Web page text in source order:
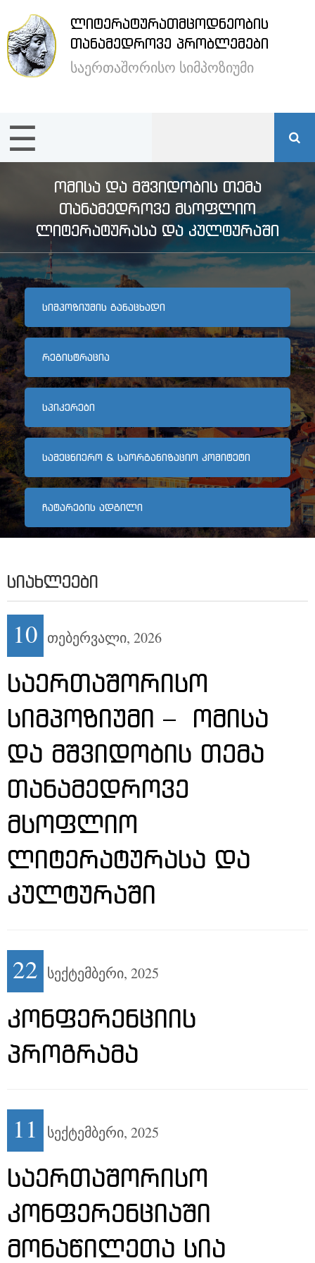
ᲚᲘᲢᲔᲠᲐᲢᲣᲠᲐᲗᲛᲪᲝᲓᲜᲔᲝᲑᲘᲡ
ᲗᲐᲜᲐᲛᲔᲓᲠᲝᲕᲔ ᲞᲠᲝᲑᲚᲔᲛᲔᲑᲘ
საერთაშორისო სიმპოზიუმი
×
ენა /
მთავარი
სიმპოზიუმის
შესახებ
სტუმრების
განთავსება
არქივი
კონტაქტი
☰
ᲝᲛᲘᲡᲐ ᲓᲐ ᲛᲨᲕᲘᲓᲝᲑᲘᲡ ᲗᲔᲛᲐ
ᲗᲐᲜᲐᲛᲔᲓᲠᲝᲕᲔ ᲛᲡᲝᲤᲚᲘᲝ
ᲚᲘᲢᲔᲠᲐᲢᲣᲠᲐᲡᲐ ᲓᲐ ᲙᲣᲚᲢᲣᲠᲐᲨᲘ
ᲡᲘᲛᲞᲝᲖᲘᲣᲛᲘᲡ ᲒᲐᲜᲐᲪᲮᲐᲓᲘ
ᲠᲔᲒᲘᲡᲢᲠᲐᲪᲘᲐ
ᲡᲞᲘᲙᲔᲠᲔᲑᲘ
ᲡᲐᲛᲔᲪᲜᲘᲔᲠᲝ & ᲡᲐᲝᲠᲒᲐᲜᲘᲖᲐᲪᲘᲝ ᲙᲝᲛᲘᲢᲔᲢᲘ
ᲩᲐᲢᲐᲠᲔᲑᲘᲡ ᲐᲓᲒᲘᲚᲘ
ᲡᲘᲐᲮᲚᲔᲔᲑᲘ
10 თებერვალი, 2026
ᲡᲐᲔᲠᲗᲐᲨᲝᲠᲘᲡᲝ
ᲡᲘᲛᲞᲝᲖᲘᲣᲛᲘ – ᲝᲛᲘᲡᲐ
ᲓᲐ ᲛᲨᲕᲘᲓᲝᲑᲘᲡ ᲗᲔᲛᲐ
ᲗᲐᲜᲐᲛᲔᲓᲠᲝᲕᲔ
ᲛᲡᲝᲤᲚᲘᲝ
ᲚᲘᲢᲔᲠᲐᲢᲣᲠᲐᲡᲐ ᲓᲐ
ᲙᲣᲚᲢᲣᲠᲐᲨᲘ
22 სექტემბერი, 2025
ᲙᲝᲜᲤᲔᲠᲔᲜᲪᲘᲘᲡ
ᲞᲠᲝᲒᲠᲐᲛᲐ
11 სექტემბერი, 2025
ᲡᲐᲔᲠᲗᲐᲨᲝᲠᲘᲡᲝ
ᲙᲝᲜᲤᲔᲠᲔᲜᲪᲘᲐᲨᲘ
ᲛᲝᲜᲐᲬᲘᲚᲔᲗᲐ ᲡᲘᲐ